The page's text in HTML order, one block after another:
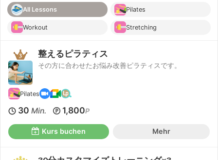
All Lessons Pilates
Workout Stretching
整えるピラティス
その方に合わせたお悩み改善ピラティスです。
Pilates
30 Min. 1,800P
Kurs buchen Mehr